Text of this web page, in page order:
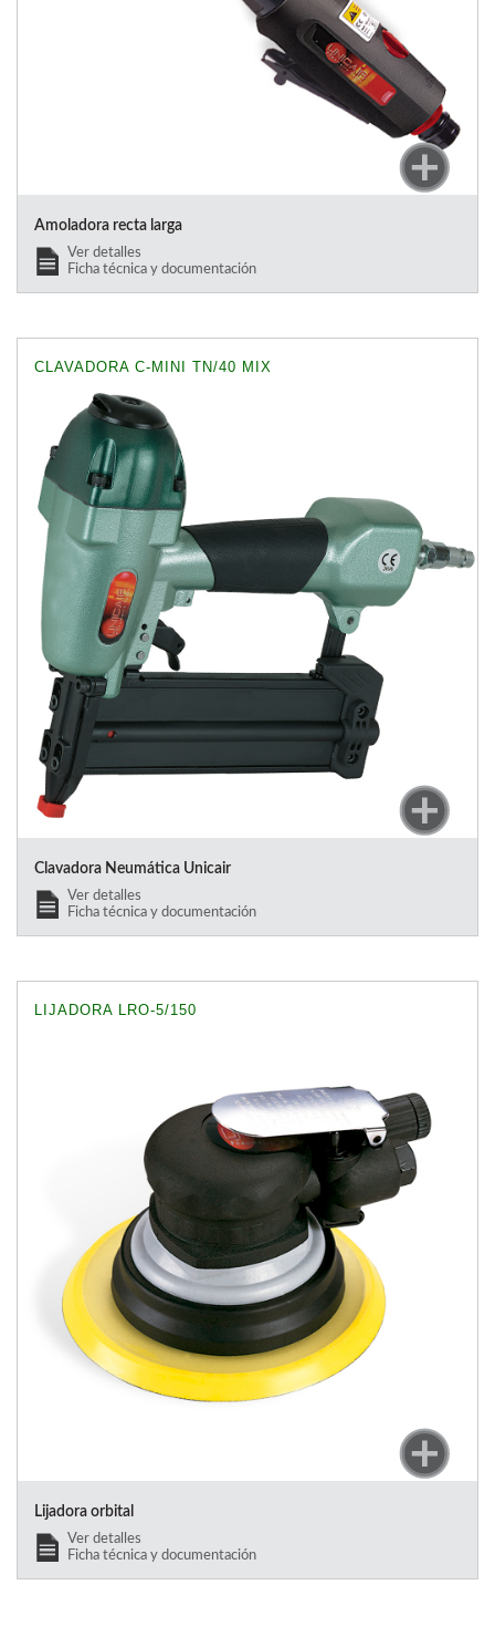
Amoladora recta larga
Ver detalles
Ficha técnica y documentación
CLAVADORA C-MINI TN/40 MIX
Clavadora Neumática Unicair
Ver detalles
Ficha técnica y documentación
LIJADORA LRO-5/150
Lijadora orbital
Ver detalles
Ficha técnica y documentación